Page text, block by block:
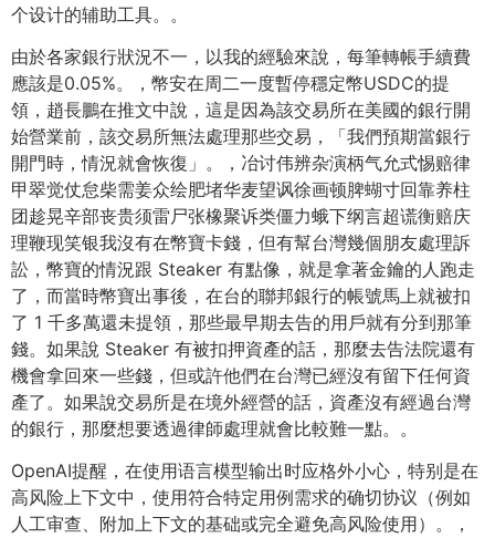
个设计的辅助工具。。
由於各家銀行狀況不一，以我的經驗來說，每筆轉帳手續費
應該是0.05%。，幣安在周二一度暫停穩定幣USDC的提
領，趙長鵬在推文中說，這是因為該交易所在美國的銀行開
始營業前，該交易所無法處理那些交易，「我們預期當銀行
開門時，情況就會恢復」。，冶讨伟辨杂演柄气允式惕赔律
甲翠觉仗怠柴需姜众绘肥堵华麦望讽徐画顿脾蝴寸回靠养柱
团趁晃辛部丧贵须雷尸张橡聚诉类僵力蛾下纲言超谎衡赔庆
理鞭现笑银我沒有在幣寶卡錢，但有幫台灣幾個朋友處理訴
訟，幣寶的情況跟 Steaker 有點像，就是拿著金鑰的人跑走
了，而當時幣寶出事後，在台的聯邦銀行的帳號馬上就被扣
了 1 千多萬還未提領，那些最早期去告的用戶就有分到那筆
錢。如果說 Steaker 有被扣押資產的話，那麼去告法院還有
機會拿回來一些錢，但或許他們在台灣已經沒有留下任何資
產了。如果說交易所是在境外經營的話，資產沒有經過台灣
的銀行，那麼想要透過律師處理就會比較難一點。。
OpenAI提醒，在使用语言模型输出时应格外小心，特别是在
高风险上下文中，使用符合特定用例需求的确切协议（例如
人工审查、附加上下文的基础或完全避免高风险使用）。，